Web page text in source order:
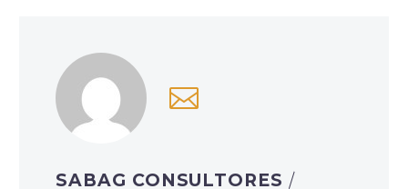
SABAG CONSULTORES/